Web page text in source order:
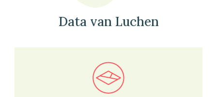
Data van Luchen
Bekijk in onze kaartviewer